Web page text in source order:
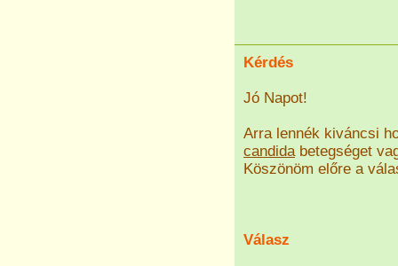
Kérdés
Jó Napot!
Arra lennék kiváncsi
candidabetegséget
Köszönöm előre a
Válasz